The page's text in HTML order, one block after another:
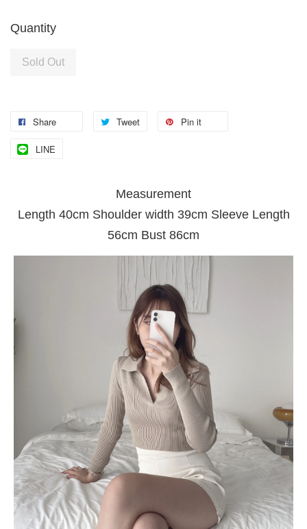
Quantity
Sold Out
Share Tweet Pin it
LINE
Measurement
Length 40cm Shoulder width 39cm Sleeve Length
56cm Bust 86cm